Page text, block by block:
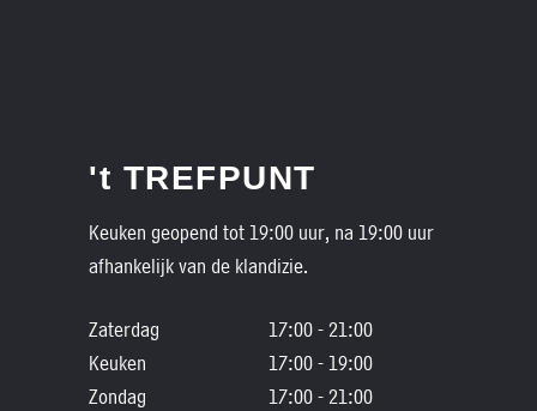
't TREFPUNT
Keuken geopend tot 19:00 uur, na 19:00 uur
afhankelijk van de klandizie.
Zaterdag
17:00 - 21:00
Keuken
17:00 - 19:00
Zondag
17:00 - 21:00